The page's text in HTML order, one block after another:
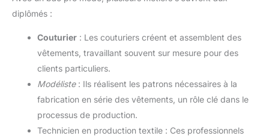
diplômés :
Couturier : Les couturiers créent et assemblent des
vêtements, travaillant souvent sur mesure pour des
clients particuliers.
Modéliste: Ils réalisent les patrons nécessaires à la
fabrication en série des vêtements, un rôle clé dans le
processus de production.
Technicien en production textile : Ces professionnels